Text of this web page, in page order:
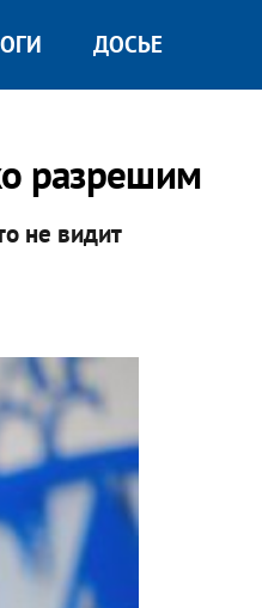
ДОСЬЕ
разрешим
не видит